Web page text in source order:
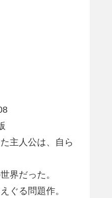
主人公は、自ら
界だった。
ぐる問題作。